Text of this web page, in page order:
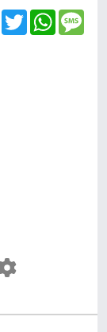
Twitter